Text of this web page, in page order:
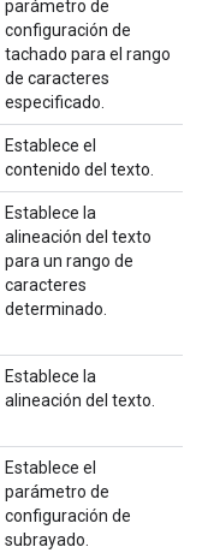
parámetro de
configuración de
tachado para el rango
de caracteres
especificado.
Establece el
contenido del texto.
Establece la
alineación del texto
para un rango de
caracteres
determinado.
Establece la
alineación del texto.
Establece el
parámetro de
configuración de
subrayado.